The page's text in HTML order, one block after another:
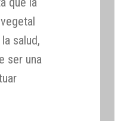
salud,
ser una